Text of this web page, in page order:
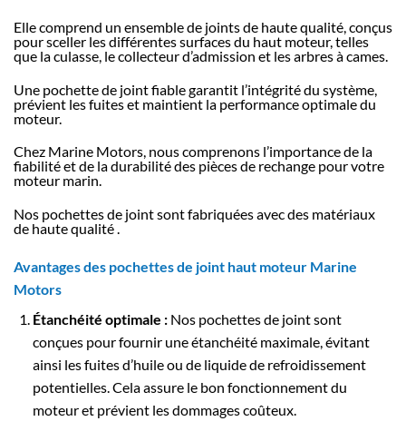
Elle comprend un ensemble de joints de haute qualité, conçus
pour sceller les différentes surfaces du haut moteur, telles
que la culasse, le collecteur d’admission et les arbres à cames.
Une pochette de joint fiable garantit l’intégrité du système,
prévient les fuites et maintient la performance optimale du
moteur.
Chez Marine Motors, nous comprenons l’importance de la
fiabilité et de la durabilité des pièces de rechange pour votre
moteur marin.
Nos pochettes de joint sont fabriquées avec des matériaux
de haute qualité .
Avantages des pochettes de joint haut moteur Marine
Motors
Étanchéité optimale :Nos pochettes de joint sont
conçues pour fournir une étanchéité maximale, évitant
ainsi les fuites d’huile ou de liquide de refroidissement
potentielles. Cela assure le bon fonctionnement du
moteur et prévient les dommages coûteux.